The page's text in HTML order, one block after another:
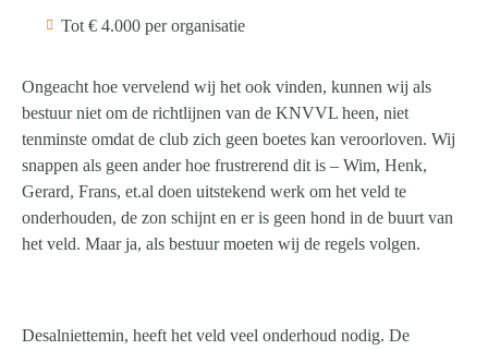
Tot € 4.000 per organisatie
Ongeacht hoe vervelend wij het ook vinden, kunnen wij als
bestuur niet om de richtlijnen van de KNVVL heen, niet
tenminste omdat de club zich geen boetes kan veroorloven. Wij
snappen als geen ander hoe frustrerend dit is – Wim, Henk,
Gerard, Frans, et.al doen uitstekend werk om het veld te
onderhouden, de zon schijnt en er is geen hond in de buurt van
het veld. Maar ja, als bestuur moeten wij de regels volgen.
Desalniettemin, heeft het veld veel onderhoud nodig. De